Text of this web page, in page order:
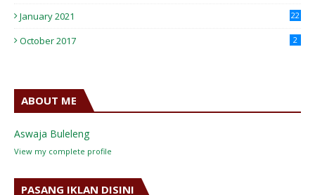
January 2021 22
October 2017 2
ABOUT ME
Aswaja Buleleng
View my complete profile
PASANG IKLAN DISINI